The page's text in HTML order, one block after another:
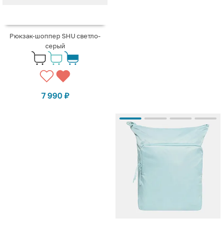
Рюкзак-шоппер SHU светло-
серый
7 990 ₽